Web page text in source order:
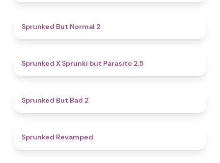
Sprunked But Normal 2
Sprunked X Sprunki but Parasite 2.5
Sprunked But Bad 2
Sprunked Revamped